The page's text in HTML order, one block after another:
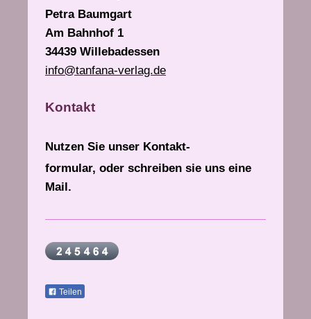
Petra Baumgart
Am Bahnhof 1
34439 Willebadessen
info@tanfana-verlag.de
Kontakt
Nutzen Sie unser Kontakt-
formular, oder schreiben sie uns eine
Mail.
Teilen